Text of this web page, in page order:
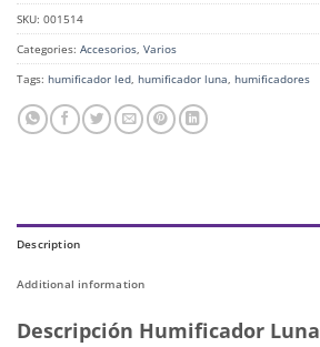
SKU: 001514
Categories: Accesorios, Varios
Tags: humificador led, humificador luna, humificadores
Description
Additional information
Descripción Humificador Luna